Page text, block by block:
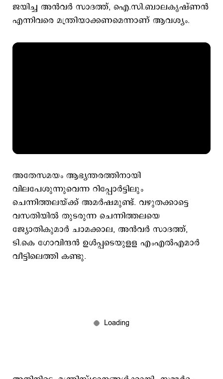
ജയിച്ച അന്‍വര്‍ സാദത്ത്, ഐ.സി.ബാലകൃഷ്ണന്‍
എന്നിവരെ മന്ത്രിയാക്കണമെന്നാണ് ആവശ്യം.
അതേസമയം ആഭ്യന്തരത്തിനായി
വിലപേശുന്നുവെന്ന റിപ്പോര്‍ട്ടിലും
ചെന്നിത്തലയ്ക്ക് അമര്‍ഷമുണ്ട്. വഴുതക്കാട്ടെ
വസതിയില്‍ തുടരുന്ന ചെന്നിത്തലയെ
ജ്യോതികുമാര്‍ ചാമക്കാല, അന്‍വര്‍ സാദത്ത്,
ടി.കെ ഗോവിന്ദന്‍ ഉള്‍പ്പടെയുളള എംഎല്‍എമാര്‍
വീട്ടിലെത്തി കണ്ടു.